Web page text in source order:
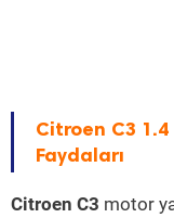
Citroen C3 1.4
Faydaları
Citroen C3 motor